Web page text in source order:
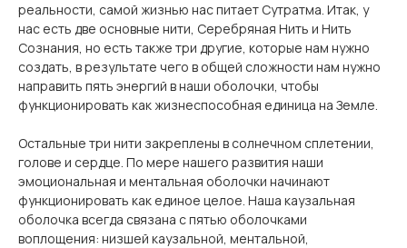
реальности, самой жизнью нас питает Сутратма. Итак, у
нас есть две основные нити, Серебряная Нить и Нить
Сознания, но есть также три другие, которые нам нужно
создать, в результате чего в общей сложности нам нужно
направить пять энергий в наши оболочки, чтобы
функционировать как жизнеспособная единица на Земле.
Остальные три нити закреплены в солнечном сплетении,
голове и сердце. По мере нашего развития наши
эмоциональная и ментальная оболочки начинают
функционировать как единое целое. Наша каузальная
оболочка всегда связана с пятью оболочками
воплощения: низшей каузальной, ментальной,